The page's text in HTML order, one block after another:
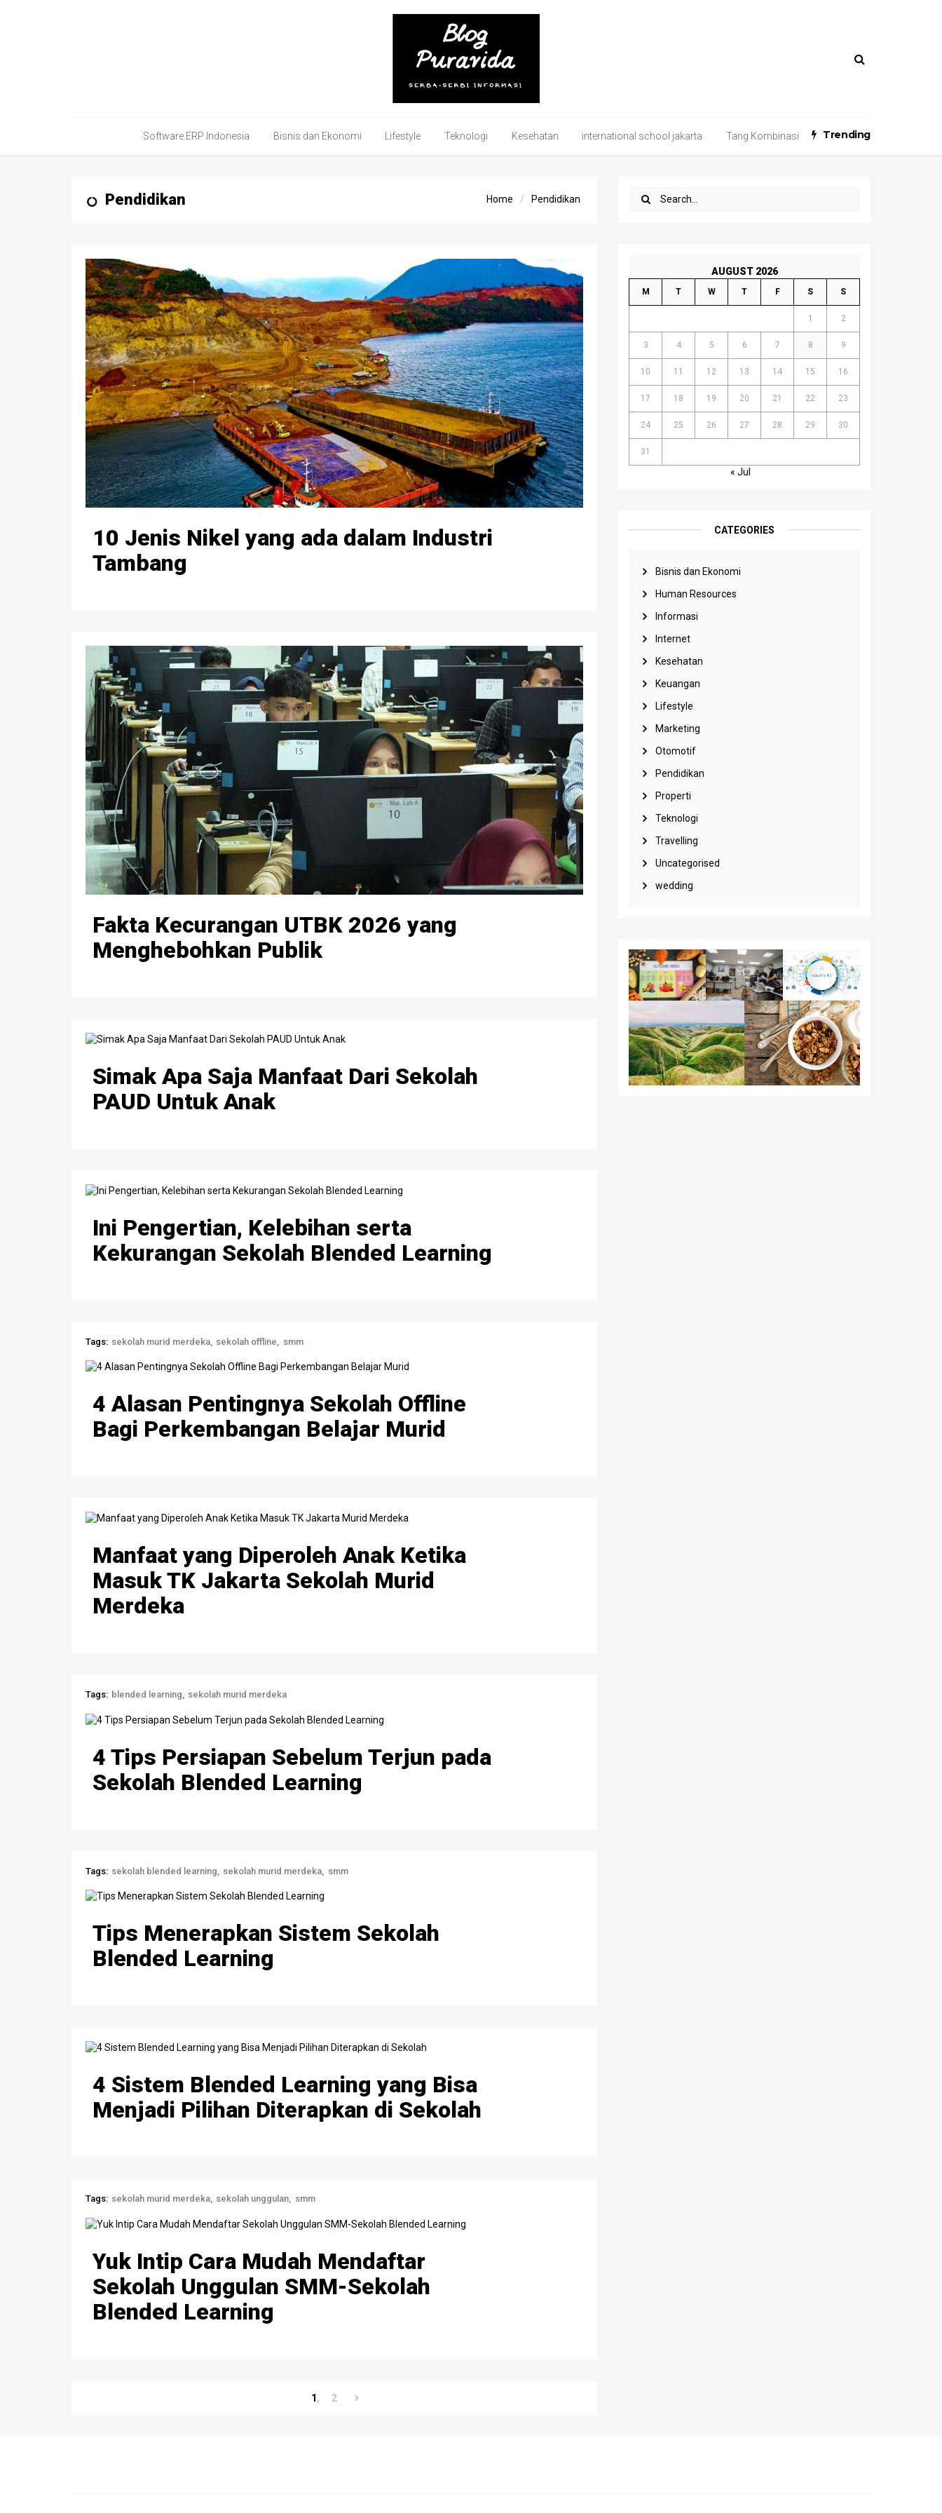
Software ERP Indonesia Bisnis dan Ekonomi Lifestyle Teknologi Kesehatan international school jakarta Tang Kombinasi Trending
AUGUST 2026
M T W T F S S
1 2
3 4 5 6 7 8 9
10 11 12 13 14 15 16
17 18 19 20 21 22 23
24 25 26 27 28 29 30
31
« Jul
CATEGORIES
Bisnis dan Ekonomi
Human Resources
Informasi
Internet
Kesehatan
Keuangan
Lifestyle
Marketing
Otomotif
Pendidikan
Properti
Teknologi
Travelling
Uncategorised
wedding
Home Pendidikan
Pendidikan
10 Jenis Nikel yang ada dalam Industri
Tambang
Fakta Kecurangan UTBK 2026 yang
Menghebohkan Publik
Simak Apa Saja Manfaat Dari Sekolah
PAUD Untuk Anak
Ini Pengertian, Kelebihan serta
Kekurangan Sekolah Blended Learning
Tags: sekolah murid merdeka sekolah offline smm
4 Alasan Pentingnya Sekolah Offline
Bagi Perkembangan Belajar Murid
Manfaat yang Diperoleh Anak Ketika
Masuk TK Jakarta Sekolah Murid
Merdeka
Tags: blended learning sekolah murid merdeka
4 Tips Persiapan Sebelum Terjun pada
Sekolah Blended Learning
Tags: sekolah blended learning sekolah murid merdeka smm
Tips Menerapkan Sistem Sekolah
Blended Learning
4 Sistem Blended Learning yang Bisa
Menjadi Pilihan Diterapkan di Sekolah
Tags: sekolah murid merdeka sekolah unggulan smm
Yuk Intip Cara Mudah Mendaftar
Sekolah Unggulan SMM-Sekolah
Blended Learning
1 2